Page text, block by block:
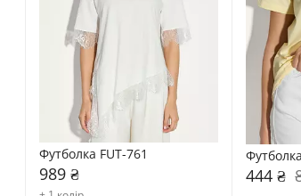
Футболка FUT-761
989 ₴ 444 ₴